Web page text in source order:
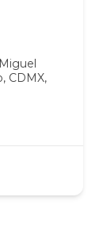
CDMX,